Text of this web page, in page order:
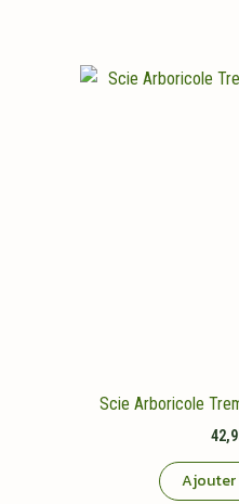
Scie Arboricole
Ajouter